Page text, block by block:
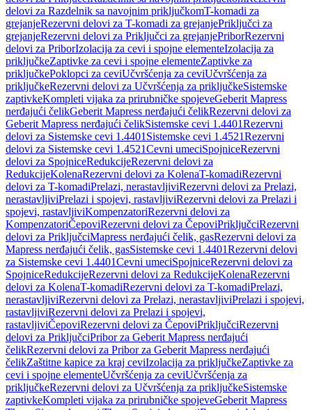
delovi za Razdelnik sa navojnim priključkomT-komadi za
grejanjeRezervni delovi za T-komadi za grejanjePriključci za
grejanjeRezervni delovi za Priključci za grejanjePriborRezervni
delovi za PriborIzolacija za cevi i spojne elementeIzolacija za
priključkeZaptivke za cevi i spojne elementeZaptivke za
priključkePoklopci za ceviUčvršćenja za ceviUčvršćenja za
priključkeRezervni delovi za Učvršćenja za priključkeSistemske
zaptivkeKompleti vijaka za prirubničke spojeveGeberit Mapress
nerđajući čelikGeberit Mapress nerđajući čelikRezervni delovi za
Geberit Mapress nerđajući čelikSistemske cevi 1.4401Rezervni
delovi za Sistemske cevi 1.4401 Sistemske cevi 1.4521Rezervni
delovi za Sistemske cevi 1.4521Cevni umeciSpojniceRezervni
delovi za SpojniceRedukcijeRezervni delovi za
RedukcijeKolenaRezervni delovi za KolenaT-komadiRezervni
delovi za T-komadiPrelazi, nerastavljiviRezervni delovi za Prelazi,
nerastavljiviPrelazi i spojevi, rastavljiviRezervni delovi za Prelazi i
spojevi, rastavljiviKompenzatoriRezervni delovi za
KompenzatoriČepoviRezervni delovi za ČepoviPriključciRezervni
delovi za PriključciMapress nerđajući čelik, gasRezervni delovi za
Mapress nerđajući čelik, gasSistemske cevi 1.4401Rezervni delovi
za Sistemske cevi 1.4401Cevni umeciSpojniceRezervni delovi za
SpojniceRedukcijeRezervni delovi za RedukcijeKolenaRezervni
delovi za KolenaT-komadiRezervni delovi za T-komadiPrelazi,
nerastavljiviRezervni delovi za Prelazi, nerastavljiviPrelazi i spojevi,
rastavljiviRezervni delovi za Prelazi i spojevi,
rastavljiviČepoviRezervni delovi za ČepoviPriključciRezervni
delovi za PriključciPribor za Geberit Mapress nerđajući
čelikRezervni delovi za Pribor za Geberit Mapress nerđajući
čelikZaštitne kapice za kraj ceviIzolacija za priključkeZaptivke za
cevi i spojne elementeUčvršćenja za ceviUčvršćenja za
priključkeRezervni delovi za Učvršćenja za priključkeSistemske
zaptivkeKompleti vijaka za prirubničke spojeveGeberit Mapress